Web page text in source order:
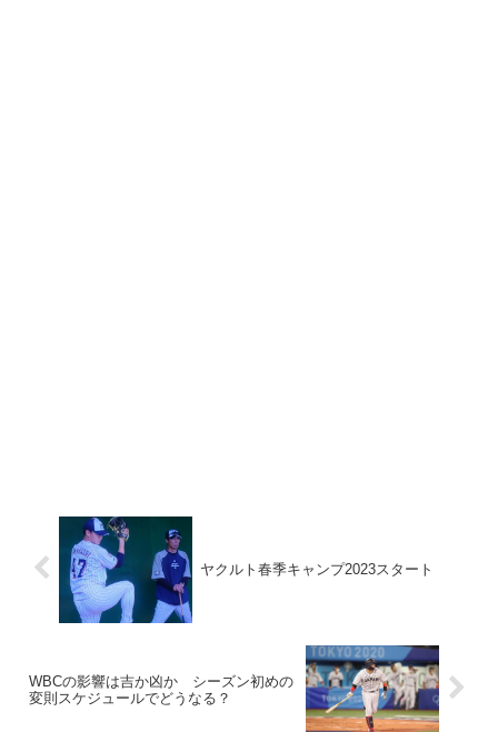
ヤクルト春季キャンプ2023スタート
WBCの影響は吉か凶か シーズン初めの
変則スケジュールでどうなる？